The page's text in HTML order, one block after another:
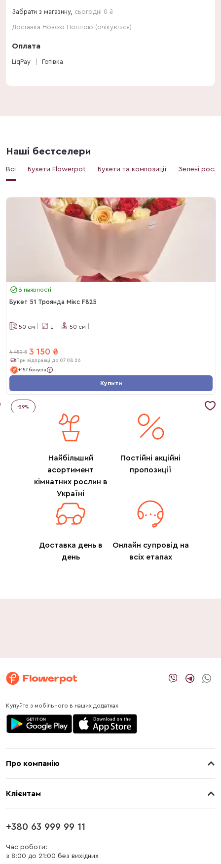
Забрати з магазину, сьогодні 0 ₴
Доставка Новою Поштою (очікується)
Оплата
LiqPay Готівка
Наші бестселери
Всі Букети Flowerpot Букети та композиції Зелені
В наявності
Букет 51 Троянда Мікс F825
50 см L 50 см
4 450 ₴ 3 150 ₴
При відправці до 07.08.26
+157 бонусів
Купити
-29%
Найбільший
асортимент
кімнатних рослин в
Україні
Постійні акційні
пропозиції
Доставка день в
день
Онлайн супровід на
всіх етапах
Купуйте з мобільного в наших додатках
Про компанію
Клієнтам
Оплата
Блог
+380 63 999 99 11
Час роботи:
з 8:00 до 21:00 без вихідних